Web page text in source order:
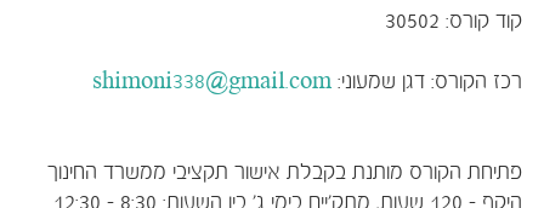
קוד קורס: 30502
רכז הקורס: דגן שמעוני: shimoni338@gmail.com
פתיחת הקורס מותנת בקבלת אישור תקציבי ממשרד החינוך